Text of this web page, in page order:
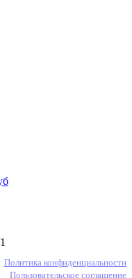
Политика конфиденциальности
Пользовательское соглашение